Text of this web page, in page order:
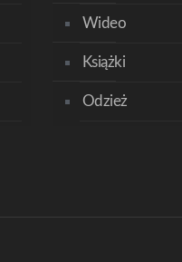
Wideo
Książki
Odzież